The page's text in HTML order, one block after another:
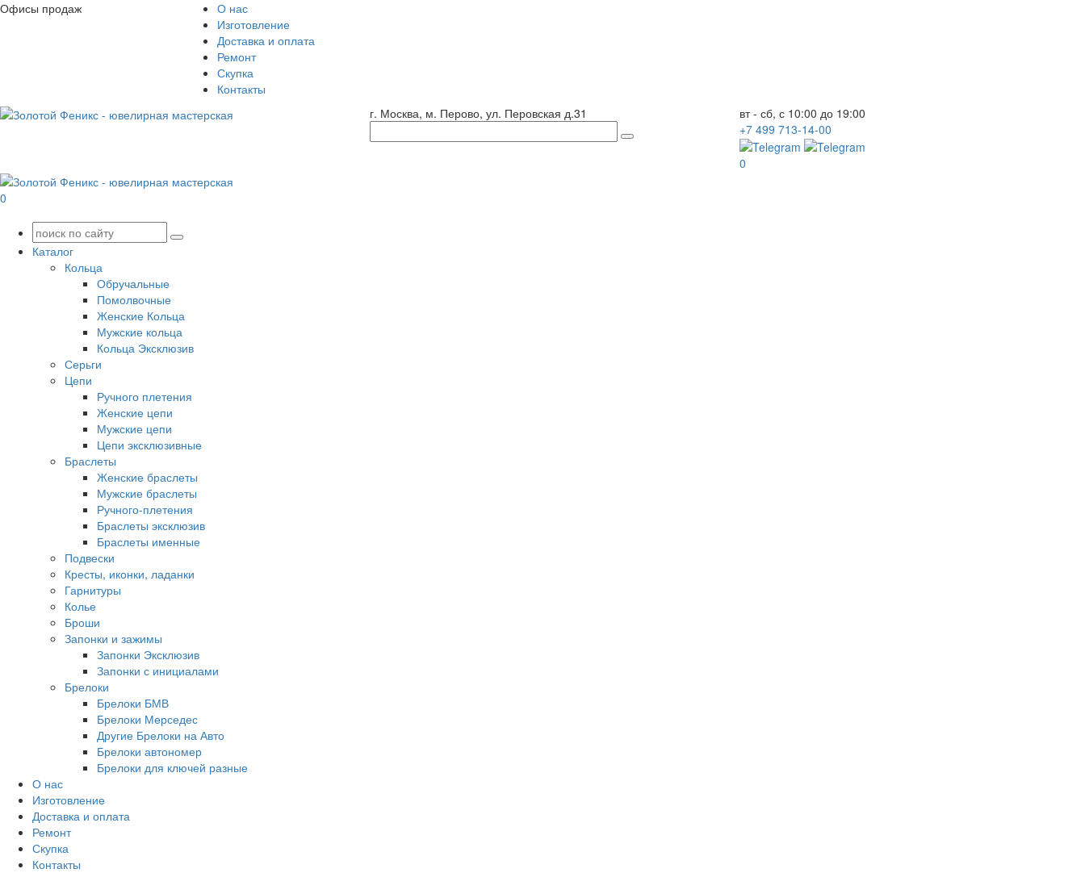
Офисы продаж
О нас
Изготовление
Доставка и оплата
Ремонт
Скупка
Контакты
г. Москва, м. Перово, ул. Перовская д.31
вт - сб, с 10:00 до 19:00
+7 499 713-14-00
0
0
Каталог
Кольца
Обручальные
Помолвочные
Женские Кольца
Мужские кольца
Кольца Эксклюзив
Серьги
Цепи
Ручного плетения
Женские цепи
Мужские цепи
Цепи эксклюзивные
Браслеты
Женские браслеты
Мужские браслеты
Ручного-плетения
Браслеты эксклюзив
Браслеты именные
Подвески
Кресты, иконки, ладанки
Гарнитуры
Колье
Броши
Запонки и зажимы
Запонки Эксклюзив
Запонки с инициалами
Брелоки
Брелоки БМВ
Брелоки Мерседес
Другие Брелоки на Авто
Брелоки автономер
Брелоки для ключей разные
О нас
Изготовление
Доставка и оплата
Ремонт
Скупка
Контакты